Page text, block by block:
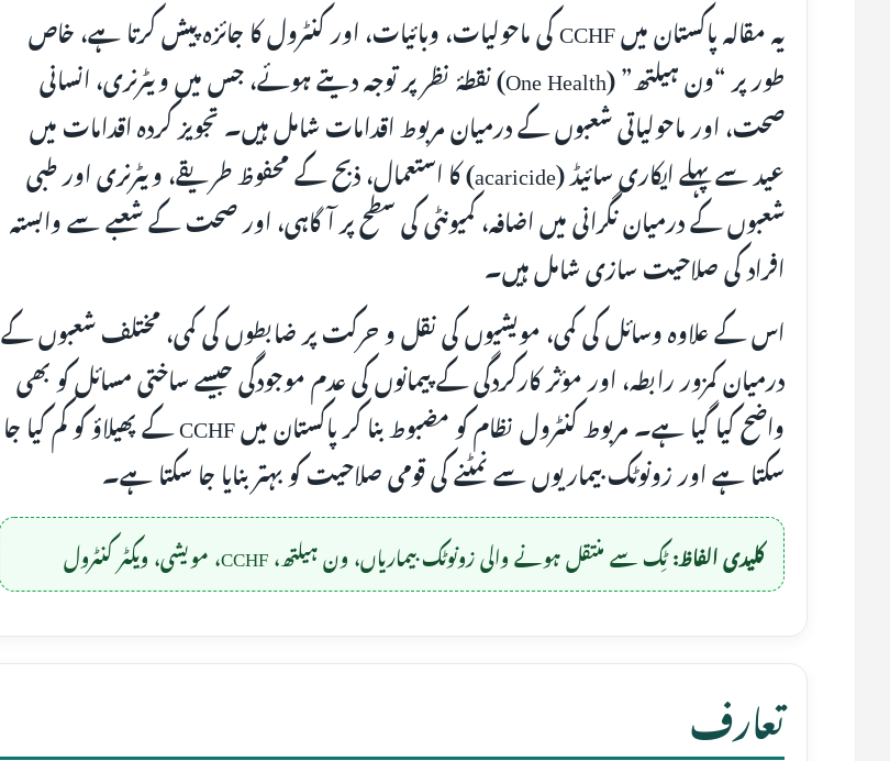
یہ مقالہ پاکستان میں CCHF کی ماحولیات، وبائیات، اور کنٹرول کا جائزہ پیش کرتا ہے، خاص
طور پر “ون ہیلتھ” (One Health) نقطۂ نظر پر توجہ دیتے ہوئے، جس میں ویٹرنری، انسانی
صحت، اور ماحولیاتی شعبوں کے درمیان مربوط اقدامات شامل ہیں۔ تجویز کردہ اقدامات میں
عید سے پہلے ایکاری سائیڈ (acaricide) کا استعمال، ذبح کے محفوظ طریقے، ویٹرنری اور طبی
شعبوں کے درمیان نگرانی میں اضافہ، کمیونٹی کی سطح پر آگاہی، اور صحت کے شعبے سے وابستہ
افراد کی صلاحیت سازی شامل ہیں۔
اس کے علاوہ وسائل کی کمی، مویشیوں کی نقل و حرکت پر ضابطوں کی کمی، مختلف شعبوں کے
درمیان کمزور رابطہ، اور مؤثر کارکردگی کے پیمانوں کی عدم موجودگی جیسے ساختی مسائل کو بھی
واضح کیا گیا ہے۔ مربوط کنٹرول نظام کو مضبوط بنا کر پاکستان میں CCHF کے پھیلاؤ کو کم کیا جا
سکتا ہے اور زونوٹک بیماریوں سے نمٹنے کی قومی صلاحیت کو بہتر بنایا جا سکتا ہے۔
کلیدی الفاظ:ٹِک سے منتقل ہونے والی زونوٹک بیماریاں، ون ہیلتھ، CCHF، مویشی، ویکٹر کنٹرول
تعارف